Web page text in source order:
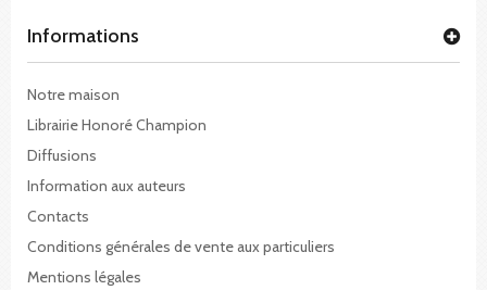
Informations
Notre maison
Librairie Honoré Champion
Diffusions
Information aux auteurs
Contacts
Conditions générales de vente aux particuliers
Mentions légales